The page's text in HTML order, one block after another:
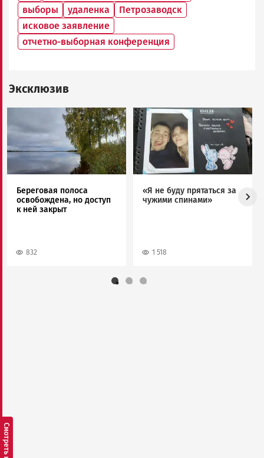
выборы
удаленка
Петрозаводск
исковое заявление
отчетно-выборная конференция
Эксклюзив
Береговая полоса
освобождена, но доступ
к ней закрыт
832
Image
«Я не буду прятаться за
чужими спинами»
1 518